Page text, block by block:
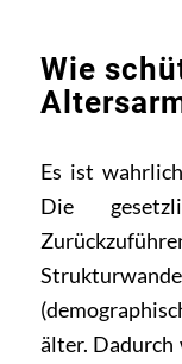
Wie
Es ist
Die
älter. Dadurch